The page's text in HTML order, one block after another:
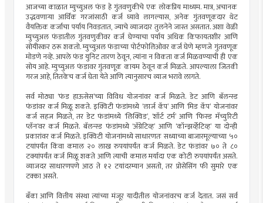
आजच्या काळात म्युच्युअल फंड हे गुंतवणुकीचे एक लोकप्रिय माध्यम. मात्र, अचानक
उद्भवणार्‍या आर्थिक गरजांसाठी कर्ज घ्यावे लागल्यास, अनेक गुंतवणूकदार थेट
वैयक्तिक कर्जाचा पर्याय निवडतात, ज्याचे व्याजदार तुलनेने जास्त असतात. अशा वेळी
म्युच्युअल फंडातील गुंतवणुकीवर कर्ज घेण्याचा पर्याय अधिक किफायतशीर आणि
सोयीस्कर ठरू शकतो. म्युच्युअल फंडाच्या पोर्टफोलिओवर कर्ज घेणे म्हणजे गुंतवणूक
मोडणे नव्हे. आपले फंड युनिट तारण ठेवून, त्यांना न विकता कर्ज मिळवण्याची ही एक
सोय आहे. म्युच्युअल फंडावर गुंतवणूक कायम ठेवून कर्ज मिळते. आपल्याला जितकी
गरज आहे, तितकेच कर्ज घेता येते आणि त्यानुसारच व्याज भरावे लागते.
सर्व मोठ्या ‘फंड हाऊसेस’च्या विविध योजनांवर कर्ज मिळते. डेट आणि बॅलन्स्ड
फंडांवर कर्ज मिळू शकते. इक्विटी फंडांमध्ये ‘लार्ज कॅप’ आणि ‘मिड कॅप’ योजनांवर
कर्ज सहज मिळते, तर डेट फंडांमध्ये ‘लिक्विड’, ‘शॉर्ट टर्म’ आणि ‘फिस्ड मॅच्युरिटी
प्लॅन’वर कर्ज मिळते. बॅलन्स्ड फंडांमध्ये ‘अ‍ॅग्रेटिव्ह’ आणि ‘कॉन्झर्व्हेटिव्ह’ या दोन्ही
प्रकारांवर कर्ज मिळते. इक्विटी योजनांमध्ये साधारणतः सध्याच्या बाजारमूल्याच्या ५०
टयांपर्यंत किंवा कमाल २० लाख रुपयांपर्यंत कर्ज मिळते. डेट फंडांवर ७० ते ८०
टक्यांपर्यंत कर्ज मिळू शकते आणि त्याची कमाल मर्यादा एक कोटी रुपयांपर्यंत असते.
व्याजदर साधारणपणे आठ ते १२ टयांदरम्यान असतो, तर प्रोसेसिंग फी सुमारे एक
टक्का असते.
बँका आणि वित्तीय संस्था त्यांच्या मंजूर यादीतील योजनांवरच कर्ज देतात. जसं सर्व